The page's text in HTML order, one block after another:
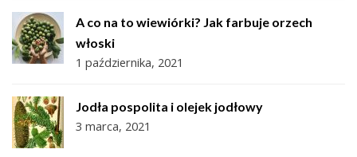
A co na to wiewiórki? Jak farbuje orzech
włoski
1 października, 2021
Jodła pospolita i olejek jodłowy
3 marca, 2021